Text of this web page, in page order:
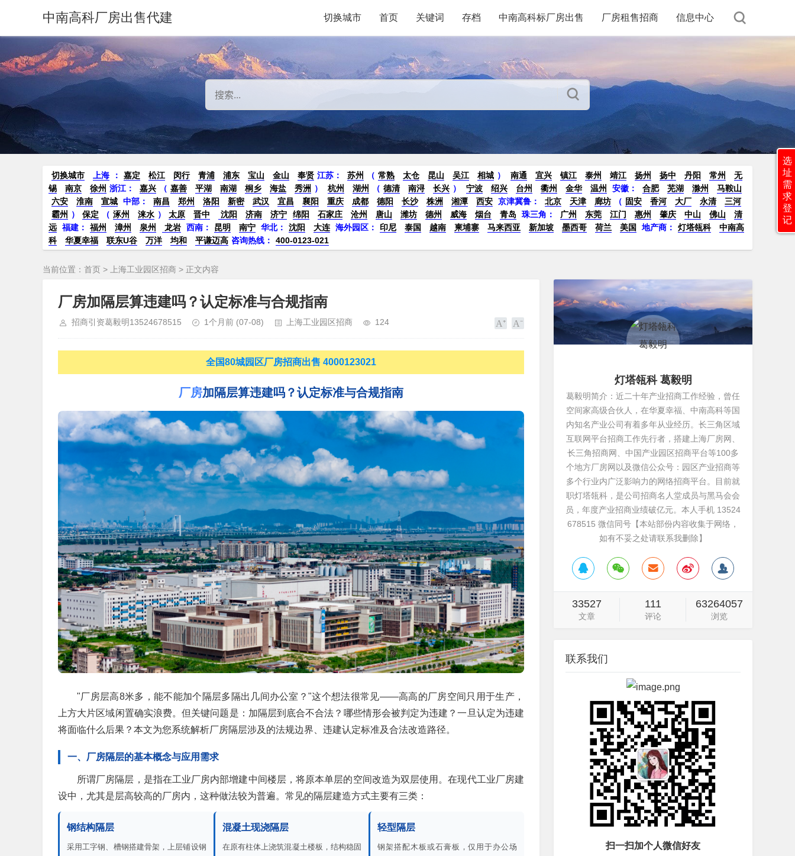
中南高科厂房出售代建 切换城市 首页 关键词 存档 中南高科标厂房出售 厂房租售招商 信息中心
切换城市 上海 ： 嘉定 松江 闵行 青浦 浦东 宝山 金山 奉贤 江苏： 苏州 （ 常熟 太仓 昆山 吴江 相城 ） 南通 宜兴 镇江 泰州 靖江 扬州 扬中 丹阳 常州
无
锡
南京 徐州 浙江： 嘉兴 （ 嘉善 平湖 南湖 桐乡 海盐 秀洲 ） 杭州 湖州 （ 德清 南浔 长兴 ） 宁波 绍兴 台州 衢州 金华 温州 安徽： 合肥 芜湖 滁州
马鞍山
六安
淮南 宣城 中部： 南昌 郑州 洛阳 新密 武汉 宜昌 襄阳 重庆 成都 德阳 长沙 株洲 湘潭 西安 京津冀鲁： 北京 天津 廊坊 （ 固安 香河 大厂 永清
三河
霸州 ） 保定 （ 涿州 涞水 ） 太原 晋中 沈阳 济南 济宁 绵阳 石家庄 沧州 唐山 潍坊 德州 威海 烟台 青岛 珠三角： 广州 东莞 江门 惠州 肇庆 中山 佛山
清
远 福建： 福州 漳州 泉州 龙岩 西南： 昆明 南宁 华北： 沈阳 大连 海外园区： 印尼 泰国 越南 柬埔寨 马来西亚 新加坡 墨西哥 荷兰 美国 地产商： 灯塔瓴科
中南高
科
华夏幸福 联东U谷 万洋 均和 平谦迈高 咨询热线： 400-0123-021
当前位置： 首页 > 上海工业园区招商 > 正文内容
厂房加隔层算违建吗？认定标准与合规指南
招商引资葛毅明13524678515 1个月前 (07-08) 上海工业园区招商 124
全国80城园区厂房招商出售 4000123021
厂房加隔层算违建吗？认定标准与合规指南
"厂房层高8米多，能不能加个隔层多隔出几间办公室？"这个想法很常见——高高的厂房空间只用于生产，
上方大片区域闲置确实浪费。但关键问题是：加隔层到底合不合法？哪些情形会被判定为违建？一旦认定为违建
将面临什么后果？本文为您系统解析厂房隔层涉及的法规边界、违建认定标准及合法改造路径。
一、厂房隔层的基本概念与应用需求
所谓厂房隔层，是指在工业厂房内部增建中间楼层，将原本单层的空间改造为双层使用。在现代工业厂房建
设中，尤其是层高较高的厂房内，这种做法较为普遍。常见的隔层建造方式主要有三类：
钢结构隔层
采用工字钢、槽钢搭建骨架，上层铺设钢
混凝土现浇隔层
在原有柱体上浇筑混凝土楼板，结构稳固
轻型隔层
钢架搭配木板或石膏板，仅用于办公场
灯塔瓴科 葛毅明
葛毅明简介：近二十年产业招商工作经验，曾任
空间家高级合伙人，在华夏幸福、中南高科等国
内知名产业公司有着多年从业经历。长三角区域
互联网平台招商工作先行者，搭建上海厂房网、
长三角招商网、中国产业园区招商平台等100多
个地方厂房网以及微信公众号：园区产业招商等
多个行业内广泛影响力的网络招商平台。目前就
职灯塔瓴科，是公司招商名人堂成员与黑马会会
员，年度产业招商业绩破亿元。本人手机 13524
678515 微信同号【本站部份内容收集于网络，
如有不妥之处请联系我删除】
33527
文章
111
评论
63264057
浏览
联系我们
扫一扫加个人微信好友
选
址
需
求
登
记